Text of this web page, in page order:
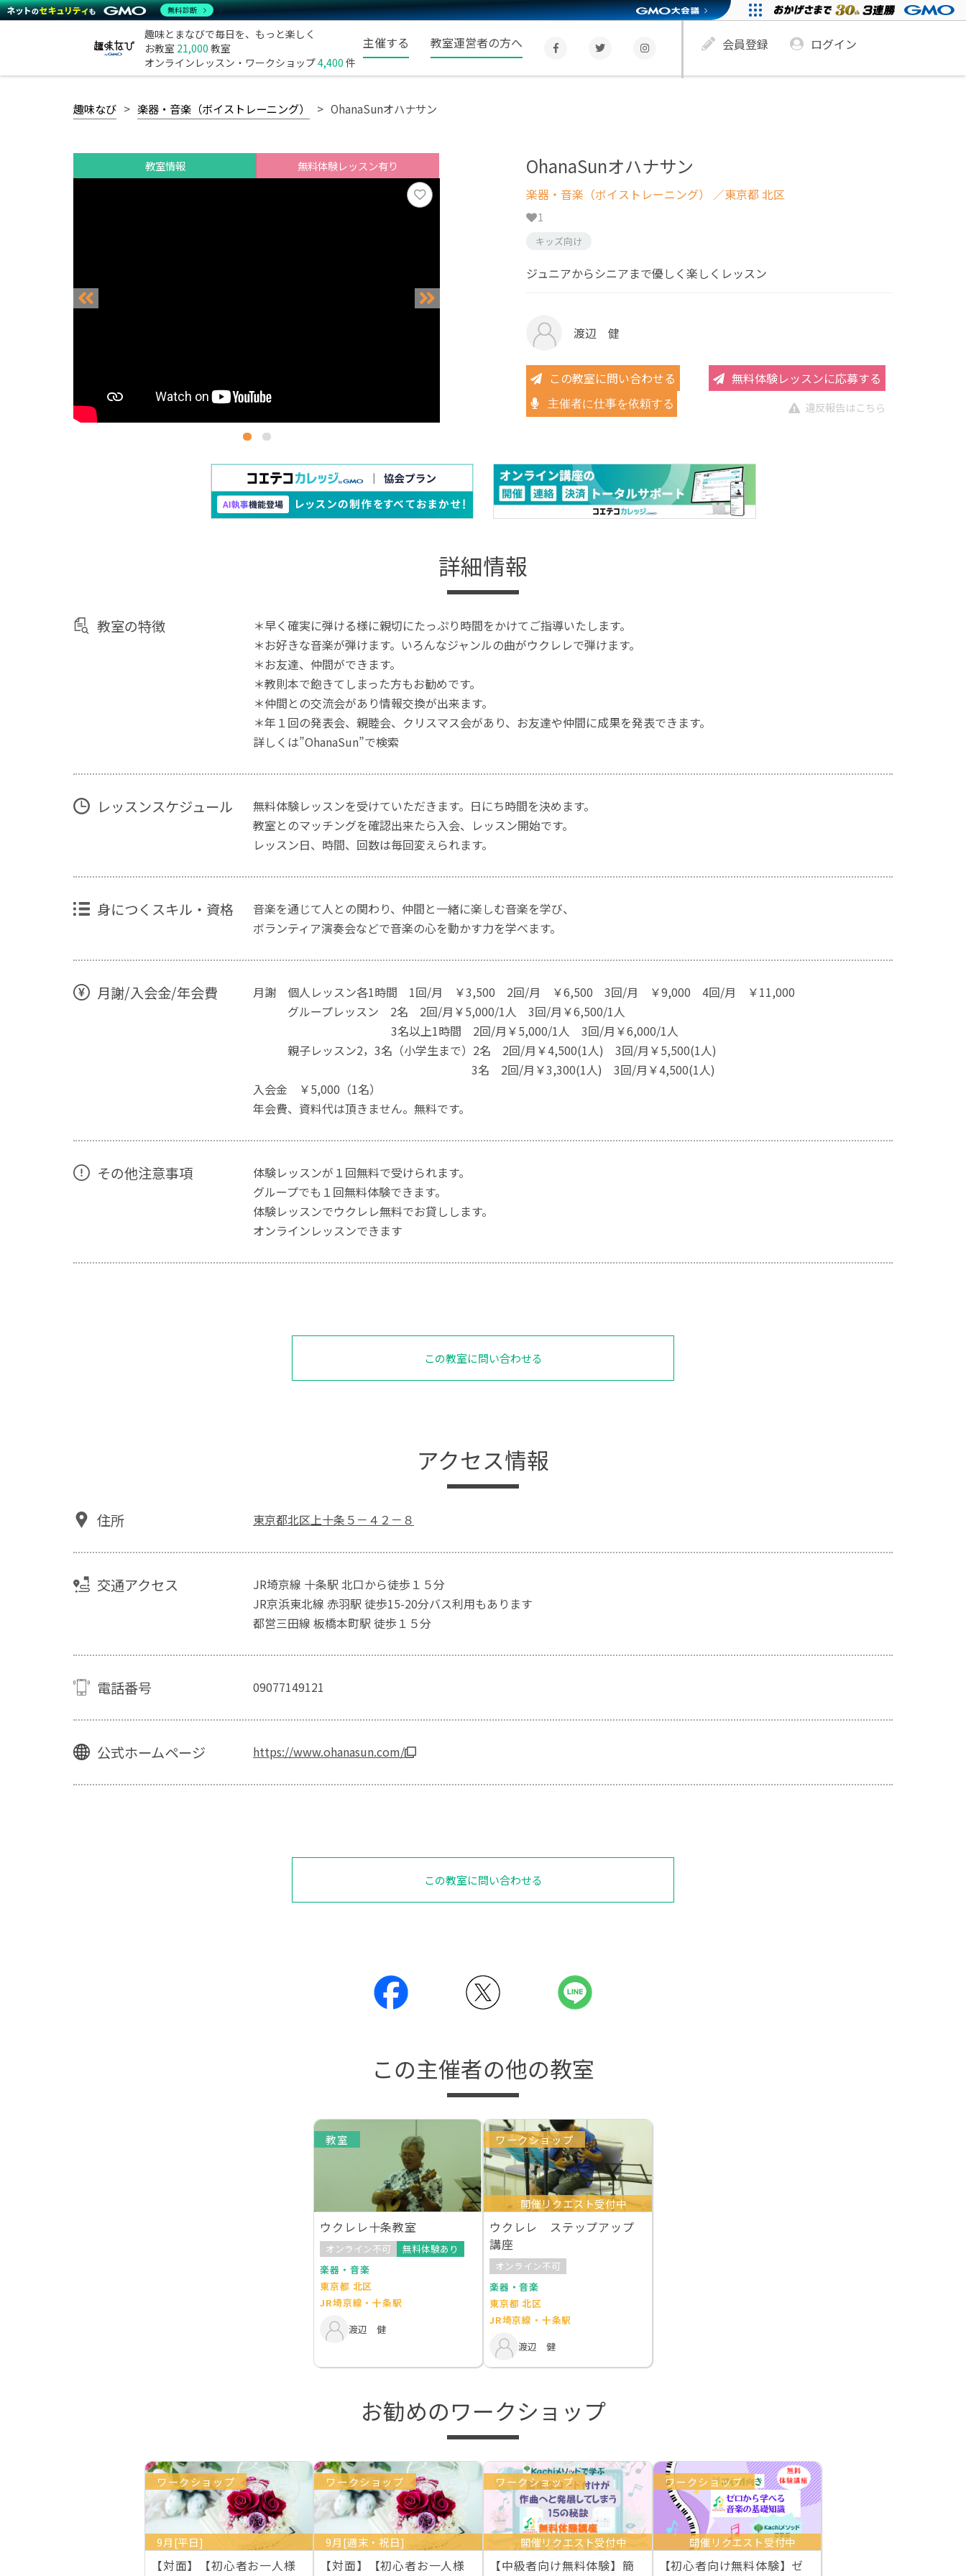
趣味とまなびで毎日を、もっと楽しく
お教室 21,000 教室
オンラインレッスン・ワークショップ4,400 件
主催する 教室運営者の方へ 会員登録 ログイン
趣味なび 楽器・音楽（ボイストレーニング） OhanaSunオハナサン
教室情報 無料体験レッスン有り OhanaSunオハナサン
楽器・音楽（ボイストレーニング） ／東京都 北区
1
キッズ向け
ジュニアからシニアまで優しく楽しくレッスン
渡辺 健
この教室に問い合わせる 無料体験レッスンに応募する
主催者に仕事を依頼する 違反報告はこちら
詳細情報
教室の特徴
＊早く確実に弾ける様に親切にたっぷり時間をかけてご指導いたします。
＊お好きな音楽が弾けます。いろんなジャンルの曲がウクレレで弾けます。
＊お友達、仲間ができます。
＊教則本で飽きてしまった方もお勧めです。
＊仲間との交流会があり情報交換が出来ます。
＊年１回の発表会、親睦会、クリスマス会があり、お友達や仲間に成果を発表できます。
詳しくは”OhanaSun”で検索
レッスンスケジュール
無料体験レッスンを受けていただきます。日にち時間を決めます。
教室とのマッチングを確認出来たら入会、レッスン開始です。
レッスン日、時間、回数は毎回変えられます。
身につくスキル・資格
音楽を通じて人との関わり、仲間と一緒に楽しむ音楽を学び、
ボランティア演奏会などで音楽の心を動かす力を学べます。
月謝/入会金/年会費
月謝 個人レッスン各1時間 1回/月 ￥3,500 2回/月 ￥6,500 3回/月 ￥9,000 4回/月 ￥11,000
グループレッスン 2名 2回/月￥5,000/1人 3回/月￥6,500/1人
3名以上1時間 2回/月￥5,000/1人 3回/月￥6,000/1人
親子レッスン2，3名（小学生まで）2名 2回/月￥4,500(1人) 3回/月￥5,500(1人)
3名 2回/月￥3,300(1人) 3回/月￥4,500(1人)
入会金 ￥5,000（1名）
年会費、資料代は頂きません。無料です。
その他注意事項
体験レッスンが１回無料で受けられます。
グループでも１回無料体験できます。
体験レッスンでウクレレ無料でお貸しします。
オンラインレッスンできます
この教室に問い合わせる
アクセス情報
住所 東京都北区上十条５－４２－８
交通アクセス
JR埼京線 十条駅 北口から徒歩１５分
JR京浜東北線 赤羽駅 徒歩15-20分バス利用もあります
都営三田線 板橋本町駅 徒歩１５分
電話番号 09077149121
公式ホームページ https://www.ohanasun.com/
この教室に問い合わせる
この主催者の他の教室
教室
ウクレレ十条教室
オンライン不可
無料体験あり
楽器・音楽
東京都 北区
JR埼京線・十条駅
渡辺 健
ワークショップ
開催リクエスト受付中
ウクレレ ステップアップ
講座
オンライン不可
楽器・音楽
東京都 北区
JR埼京線・十条駅
渡辺 健
お勧めのワークショップ
ワークショップ
9月[平日]
【対面】【初心者お一人様
ワークショップ
9月[週末・祝日]
【対面】【初心者お一人様
ワークショップ
開催リクエスト受付中
【中級者向け無料体験】簡
ワークショップ
開催リクエスト受付中
【初心者向け無料体験】ゼ
無料診断